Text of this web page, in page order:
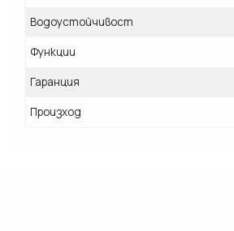
Водоустойчивост
Функции
Гаранция
Произход